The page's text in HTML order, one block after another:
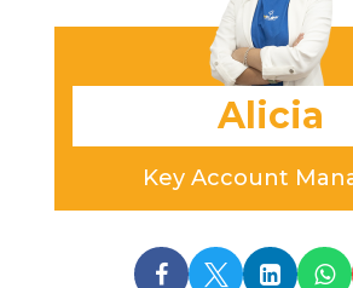
Alicia
Key Account
   